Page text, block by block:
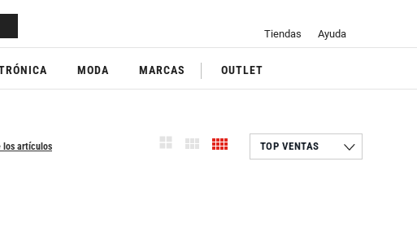
Tiendas Ayuda
MODA MARCAS OUTLET
los artículos